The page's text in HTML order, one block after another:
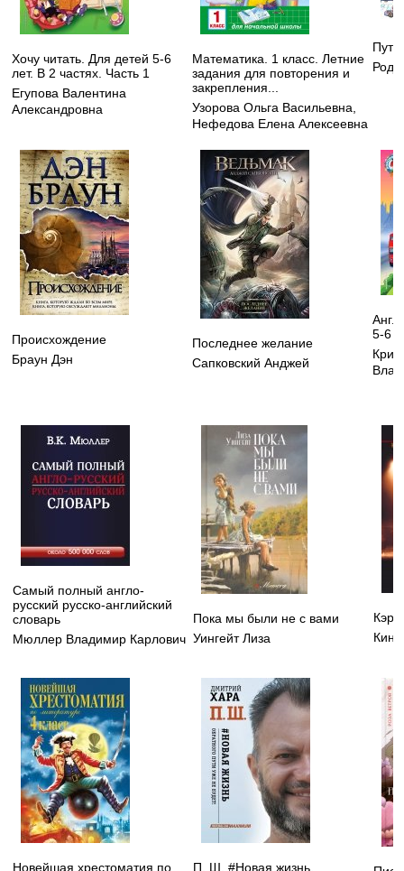
Хочу читать. Для детей 5-6
лет. В 2 частях. Часть 1
Егупова Валентина
Александровна
Математика. 1 класс. Летние
задания для повторения и
закрепления...
Узорова Ольга Васильевна
Нефедова Елена Алексеевна
Происхождение
Браун Дэн
Последнее желание
Сапковский Анджей
5-6
Самый полный англо-
русский русско-английский
словарь
Мюллер Владимир Карлович
Пока мы были не с вами
Уингейт Лиза
Новейшая хрестоматия по
П. Ш. #Новая жизнь.